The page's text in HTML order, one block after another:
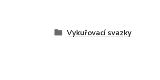
Vykuřovací svazky